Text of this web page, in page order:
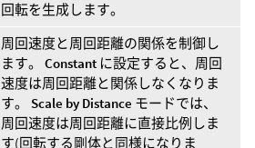
回転を生成します。
周回速度と周回距離の関係を制御し
ます。 Constant に設定すると、周回
速度は周回距離と関係しなくなりま
す。 Scale by Distance モードでは、
周回速度は周回距離に直接比例しま
す(回転する剛体と同様になりま